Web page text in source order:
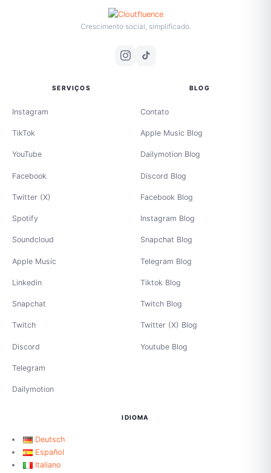
Crescimento social, simplificado.
SERVIÇOS
Instagram
TikTok
YouTube
Facebook
Twitter (X)
Spotify
Soundcloud
Apple Music
Linkedin
Snapchat
Twitch
Discord
Telegram
Dailymotion
BLOG
Contato
Apple Music Blog
Dailymotion Blog
Discord Blog
Facebook Blog
Instagram Blog
Snapchat Blog
Telegram Blog
Tiktok Blog
Twitch Blog
Twitter (X) Blog
Youtube Blog
IDIOMA
Deutsch
Español
Italiano